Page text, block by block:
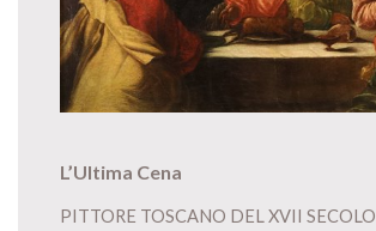
L’Ultima Cena
PITTORE TOSCANO DEL XVII SECOLO